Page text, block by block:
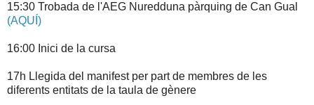
15:30 Trobada de l'AEG Nuredduna pàrquing de Can Gual
(AQUÍ)
16:00 Inici de la cursa
17h Llegida del manifest per part de membres de les
diferents entitats de la taula de gènere